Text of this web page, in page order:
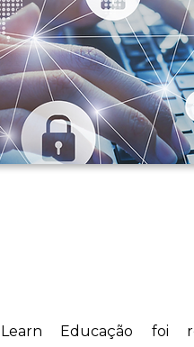
Educação foi